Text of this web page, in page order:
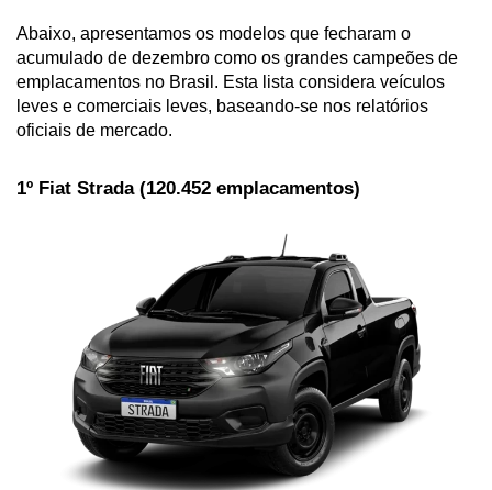
Abaixo, apresentamos os modelos que fecharam o
acumulado de dezembro como os grandes campeões de
emplacamentos no Brasil. Esta lista considera veículos
leves e comerciais leves, baseando-se nos relatórios
oficiais de mercado.
1º Fiat Strada (120.452 emplacamentos)